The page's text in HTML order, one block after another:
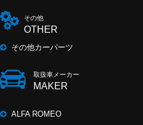
その他
OTHER
その他カーパーツ
取扱車メーカー
MAKER
ALFA ROMEO